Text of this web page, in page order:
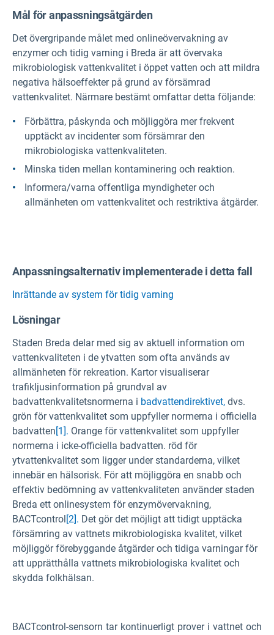
Mål för anpassningsåtgärden
Det övergripande målet med onlineövervakning av
enzymer och tidig varning i Breda är att övervaka
mikrobiologisk vattenkvalitet i öppet vatten och att mildra
negativa hälsoeffekter på grund av försämrad
vattenkvalitet. Närmare bestämt omfattar detta följande:
Förbättra, påskynda och möjliggöra mer frekvent
upptäckt av incidenter som försämrar den
mikrobiologiska vattenkvaliteten.
Minska tiden mellan kontaminering och reaktion.
Informera/varna offentliga myndigheter och
allmänheten om vattenkvalitet och restriktiva åtgärder.
Anpassningsalternativ implementerade i detta fall
Inrättande av system för tidig varning
Lösningar
Staden Breda delar med sig av aktuell information om
vattenkvaliteten i de ytvatten som ofta används av
allmänheten för rekreation. Kartor visualiserar
trafikljusinformation på grundval av
badvattenkvalitetsnormerna i badvattendirektivet, dvs.
grön för vattenkvalitet som uppfyller normerna i officiella
badvatten[1]. Orange för vattenkvalitet som uppfyller
normerna i icke-officiella badvatten. röd för
ytvattenkvalitet som ligger under standarderna, vilket
innebär en hälsorisk. För att möjliggöra en snabb och
effektiv bedömning av vattenkvaliteten använder staden
Breda ett onlinesystem för enzymövervakning,
BACTcontrol[2]. Det gör det möjligt att tidigt upptäcka
försämring av vattnets mikrobiologiska kvalitet, vilket
möjliggör förebyggande åtgärder och tidiga varningar för
att upprätthålla vattnets mikrobiologiska kvalitet och
skydda folkhälsan.
BACTcontrol-sensorn tar kontinuerligt prover i vattnet och